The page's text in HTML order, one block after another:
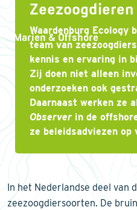
Marien & Offshore
Zeezoogdieren
Waardenburg Ecology
team van
kennis en ervaring in
Zij doen niet alleen
onderzoeken ook
Daarnaast werken ze
Observer in de
ze beleidsadviezen op
In het Nederlandse deel van
zeezoogdiersoorten. De